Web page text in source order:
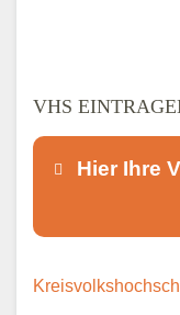
VHS
Hier Ihre
Dieser